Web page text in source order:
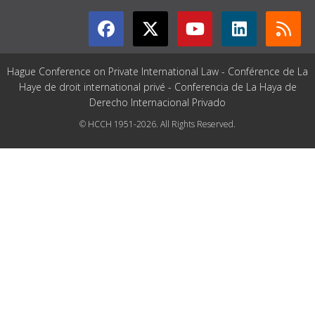
Hague Conference on Private International Law - Conférence de La
Haye de droit international privé - Conferencia de La Haya de
Derecho Internacional Privado
© HCCH 1951-2026. All Rights Reserved.